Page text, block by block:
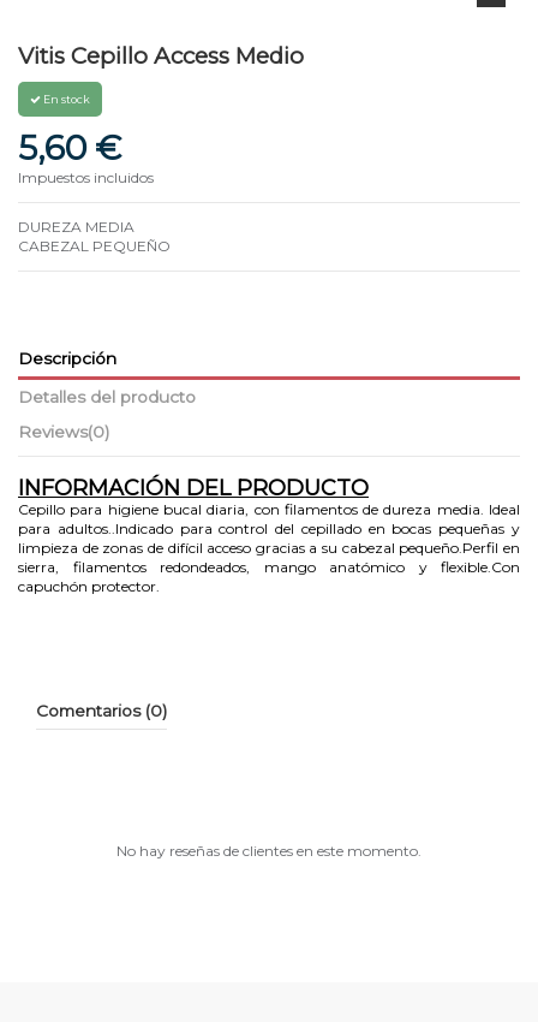
Vitis Cepillo Access Medio
En stock
5,60 €
Impuestos incluidos
DUREZA MEDIA
CABEZAL PEQUEÑO
Descripción
Detalles del producto
Reviews(0)
INFORMACIÓN DEL PRODUCTO
Cepillo para higiene bucal diaria, con filamentos de dureza media. Ideal
para adultos..Indicado para control del cepillado en bocas pequeñas y
limpieza de zonas de difícil acceso gracias a su cabezal pequeño.Perfil en
sierra, filamentos redondeados, mango anatómico y flexible.Con
capuchón protector.
Comentarios (0)
No hay reseñas de clientes en este momento.